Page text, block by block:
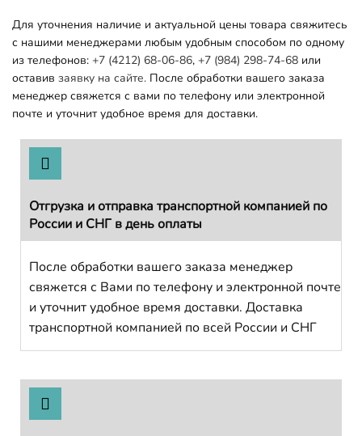
Для уточнения наличие и актуальной цены товара свяжитесь
с нашими менеджерами любым удобным способом по одному
из телефонов: +7 (4212) 68-06-86, +7 (984) 298-74-68 или
оставив заявку на сайте. После обработки вашего заказа
менеджер свяжется с вами по телефону или электронной
почте и уточнит удобное время для доставки.
Отгрузка и отправка транспортной компанией по
России и СНГ в день оплаты
После обработки вашего заказа менеджер
свяжется с Вами по телефону и электронной почте
и уточнит удобное время доставки. Доставка
транспортной компанией по всей России и СНГ